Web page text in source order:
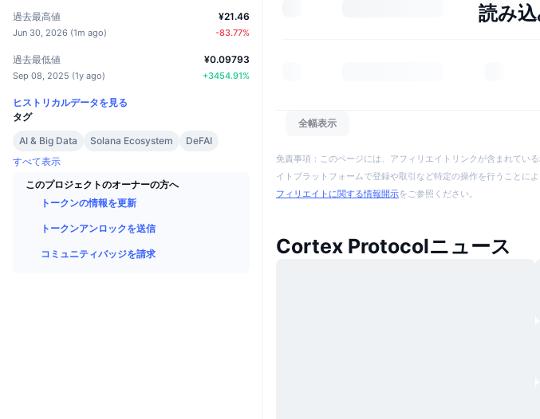
過去最高値
Jun 30, 2026 (1m ago)
¥21.46
-83.77%
過去最低値
Sep 08, 2025 (1y ago)
¥0.09793
+3454.91%
ヒストリカルデータを見る
タグ
AI & Big Data
Solana Ecosystem
DeFAI
すべて表示
このプロジェクトのオーナーの方へ
トークンの情報を更新
トークンアンロックを送信
コミュニティバッジを請求
読み
全幅表示
免責事項：このページには、アフィリエイトリンクが含まれてい
イトプラットフォームで登録や取引など特定の操作を行うことに
フィリエイトに関する情報開示をご参照ください。
Cortex Protocolニュース